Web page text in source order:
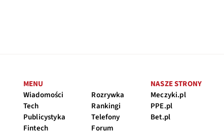
MENU
Wiadomości
Tech
Publicystyka
Fintech
Rozrywka
Rankingi
Telefony
Forum
NASZE STRONY
Meczyki.pl
PPE.pl
Bet.pl